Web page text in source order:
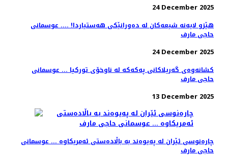
24 December 2025
هێزو لایەنە شیعەکان لە دەورانێکی هەستیاردا! .... عوسمانی
حاجی مارف
24 December 2025
کشانەوەی گەریلاکانی پەکەکە لە ناوخۆی تورکیا ... عوسمانی
حاجی مارف
13 December 2025
چارەنوسی ئێران لە پەیوەند بە باڵادەستی ئەمریکاوە ... عوسمانی
حاجی مارف